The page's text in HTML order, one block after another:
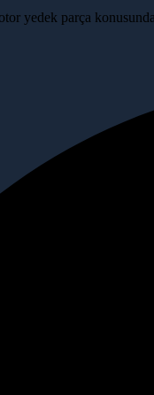
yedek parça